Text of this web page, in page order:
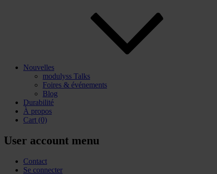
Nouvelles
modulyss Talks
Foires & événements
Blog
Durabilité
À propos
Cart (0)
User account menu
Contact
Se connecter